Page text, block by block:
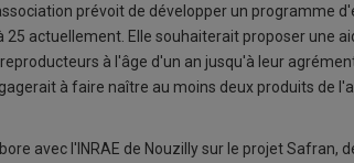
prévoit de développer un programme
25 actuellement. Elle souhaiterait proposer une
à l'âge d'un an jusqu'à leur
à faire naître au moins deux produits de
avec l'INRAE de Nouzilly sur le projet Safran,